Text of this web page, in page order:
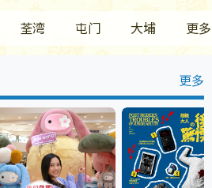
荃湾 屯门 大埔 更多
更多